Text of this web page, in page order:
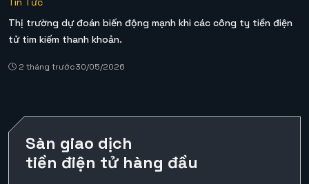
Thị trường dự đoán biến động mạnh khi các công ty tiền điện
tử tìm kiếm thanh khoản.
2 tháng trước30/05/2026
Sàn giao dịch
tiền điện tử hàng đầu